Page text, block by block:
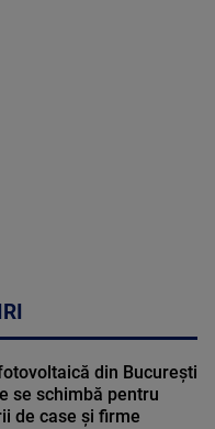
din București
se schimbă pentru
de case și firme